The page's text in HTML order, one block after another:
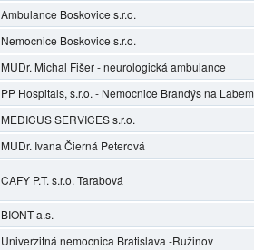
Ambulance Boskovice s.r.o.
Nemocnice Boskovice s.r.o.
MUDr. Michal Fišer - neurologická ambulance
PP Hospitals, s.r.o. - Nemocnice Brandýs na Labem
MEDICUS SERVICES s.r.o.
MUDr. Ivana Čierná Peterová
CAFY P.T. s.r.o. Tarabová
BIONT a.s.
Univerzitná nemocnica Bratislava -Ružinov